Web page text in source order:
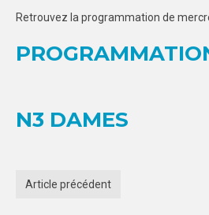
FEUILLES DE MATCH
SPORTS IND
COMMUNICATION
PHOTOTHÈQUE
Retrouvez la programmation de
N3 DAMES
Article précédent